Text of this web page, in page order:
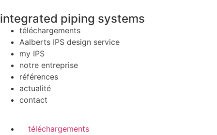
integrated piping systems
téléchargements
Aalberts IPS design service
my IPS
notre entreprise
références
actualité
contact
téléchargements